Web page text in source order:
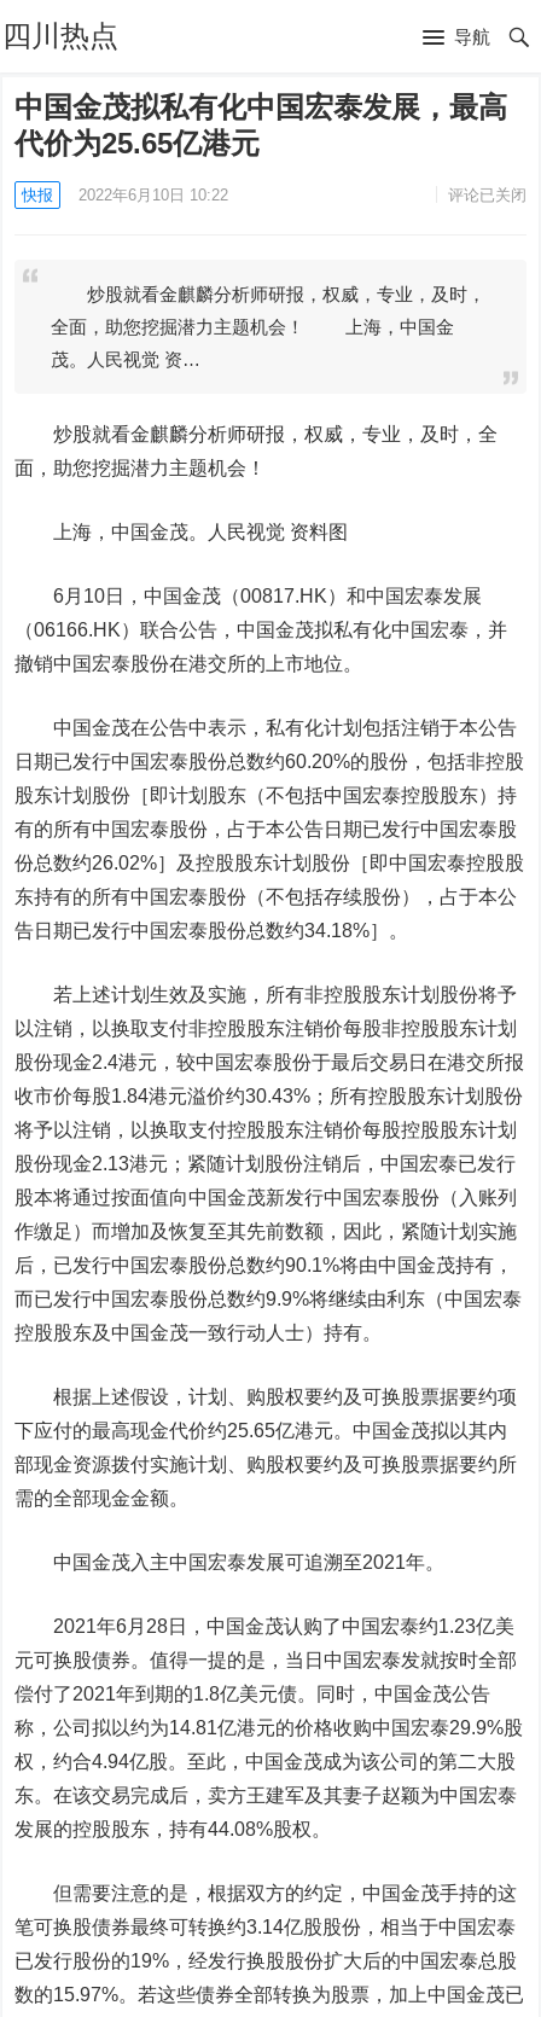
四川热点 导航
中国金茂拟私有化中国宏泰发展，最高
代价为25.65亿港元
快报 2022年6月10日 10:22 评论已关闭
炒股就看金麒麟分析师研报，权威，专业，及时，
全面，助您挖掘潜力主题机会！ 上海，中国金
茂。人民视觉 资…
炒股就看金麒麟分析师研报，权威，专业，及时，全
面，助您挖掘潜力主题机会！
上海，中国金茂。人民视觉 资料图
6月10日，中国金茂（00817.HK）和中国宏泰发展
（06166.HK）联合公告，中国金茂拟私有化中国宏泰，并
撤销中国宏泰股份在港交所的上市地位。
中国金茂在公告中表示，私有化计划包括注销于本公告
日期已发行中国宏泰股份总数约60.20%的股份，包括非控股
股东计划股份［即计划股东（不包括中国宏泰控股股东）持
有的所有中国宏泰股份，占于本公告日期已发行中国宏泰股
份总数约26.02%］及控股股东计划股份［即中国宏泰控股股
东持有的所有中国宏泰股份（不包括存续股份），占于本公
告日期已发行中国宏泰股份总数约34.18%］。
若上述计划生效及实施，所有非控股股东计划股份将予
以注销，以换取支付非控股股东注销价每股非控股股东计划
股份现金2.4港元，较中国宏泰股份于最后交易日在港交所报
收市价每股1.84港元溢价约30.43%；所有控股股东计划股份
将予以注销，以换取支付控股股东注销价每股控股股东计划
股份现金2.13港元；紧随计划股份注销后，中国宏泰已发行
股本将通过按面值向中国金茂新发行中国宏泰股份（入账列
作缴足）而增加及恢复至其先前数额，因此，紧随计划实施
后，已发行中国宏泰股份总数约90.1%将由中国金茂持有，
而已发行中国宏泰股份总数约9.9%将继续由利东（中国宏泰
控股股东及中国金茂一致行动人士）持有。
根据上述假设，计划、购股权要约及可换股票据要约项
下应付的最高现金代价约25.65亿港元。中国金茂拟以其内
部现金资源拨付实施计划、购股权要约及可换股票据要约所
需的全部现金金额。
中国金茂入主中国宏泰发展可追溯至2021年。
2021年6月28日，中国金茂认购了中国宏泰约1.23亿美
元可换股债券。值得一提的是，当日中国宏泰发就按时全部
偿付了2021年到期的1.8亿美元债。同时，中国金茂公告
称，公司拟以约为14.81亿港元的价格收购中国宏泰29.9%股
权，约合4.94亿股。至此，中国金茂成为该公司的第二大股
东。在该交易完成后，卖方王建军及其妻子赵颖为中国宏泰
发展的控股股东，持有44.08%股权。
但需要注意的是，根据双方的约定，中国金茂手持的这
笔可换股债券最终可转换约3.14亿股股份，相当于中国宏泰
已发行股份的19%，经发行换股股份扩大后的中国宏泰总股
数的15.97%。若这些债券全部转换为股票，加上中国金茂已